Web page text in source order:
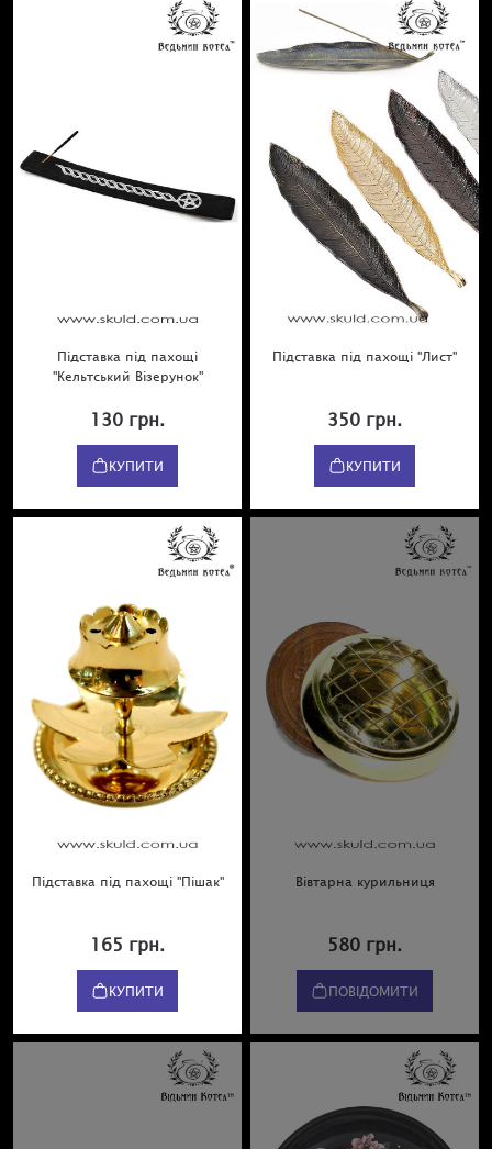
Підставка під пахощі
"Кельтський Візерунок"
130 грн.
КУПИТИ
Підставка під пахощі "Лист"
350 грн.
КУПИТИ
Підставка під пахощі "Пішак"
165 грн.
КУПИТИ
Вівтарна курильниця
580 грн.
ПОВІДОМИТИ